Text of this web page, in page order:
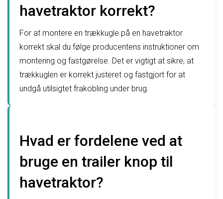
havetraktor korrekt?
For at montere en trækkugle på en havetraktor
korrekt skal du følge producentens instruktioner om
montering og fastgørelse. Det er vigtigt at sikre, at
trækkuglen er korrekt justeret og fastgjort for at
undgå utilsigtet frakobling under brug.
Hvad er fordelene ved at
bruge en trailer knop til
havetraktor?